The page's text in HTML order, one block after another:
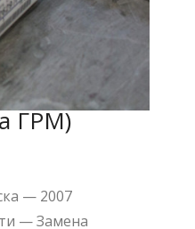
ГРМ)
— 2007
— Замена